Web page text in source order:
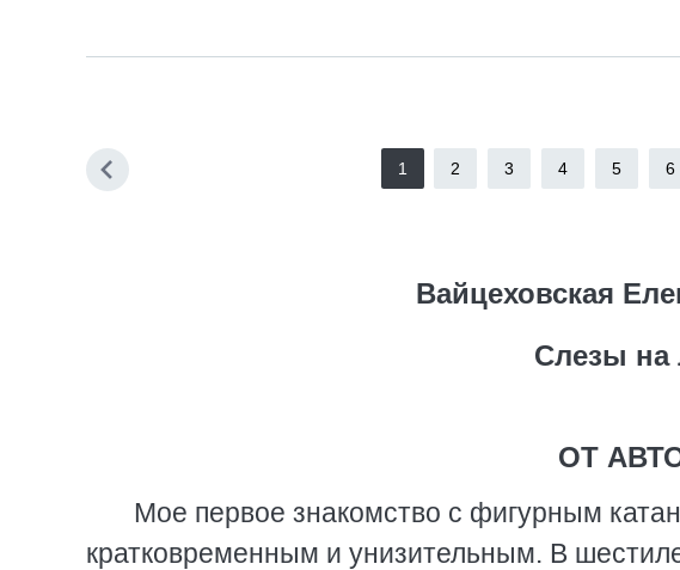
1 2 3 4 5 6
Вайцеховская
Слезы на
ОТ
Мое первое знакомство с фигурным
кратковременным и унизительным. В